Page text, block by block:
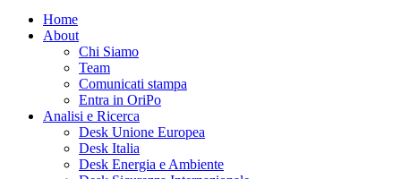
Home
About
Chi Siamo
Team
Comunicati stampa
Entra in OriPo
Analisi e Ricerca
Desk Unione Europea
Desk Italia
Desk Energia e Ambiente